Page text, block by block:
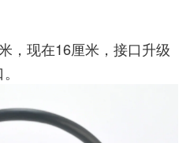
，现在16厘米，接口升级